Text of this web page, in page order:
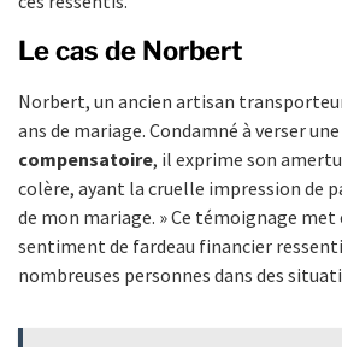
Le cas de Norbert
Norbert, un ancien artisan
ans de mariage. Condamné à verser une
compensatoire, il exprime son
colère, ayant la cruelle impression de
de mon mariage. » Ce témoignage met
sentiment de fardeau financier
nombreuses personnes dans des